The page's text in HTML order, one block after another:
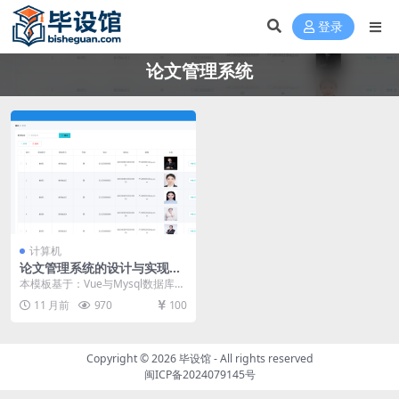
登录
论文管理系统
计算机
论文管理系统的设计与实现毕
设模板 毕业设计模板及毕业论
本模板基于：Vue与Mysql数据库开
发 系统功能实现 这部分工作主要由
程序编制...
11 月前 970 100
Copyright © 2026毕设馆- All rights reserved
闽ICP备2024079145号